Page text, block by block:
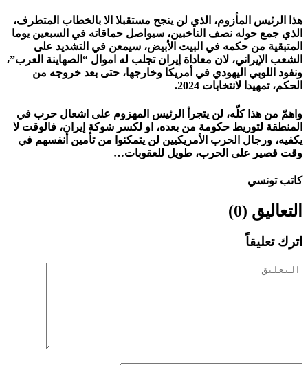
هذا الرئيس المأزوم، الذي لن ينجح مستقبلا الا بالخطاب المتطرف،
الذي جمع حوله نصف الناخبين، سيواصل حماقاته في السبعين يوما
المتبقية من حكمه في البيت الأبيض، سيمعن في التشديد على
الشعب الإيراني، لان معاداة إيران تجلب له اموال “الصهاينة العرب”،
ونفود اللوبي اليهودي في أمريكا وخارجها، حتى بعد خروجه من
الحكم، تمهيدا لانتخابات 2024.
واهمّ من هذا كلّه، لن يتجرأ الرئيس المهزوم على اشعال حرب في
المنطقة لتوريط حكومة من بعده، او لكسر شوكة إيران، فالوقت لا
يكفيه، ورجال الحرب الأمريكيين لن يتمكنوا من تأمين أنفسهم في
وقت قصير على الحرب، طويل للعقوبات…
كاتب تونسي
التعاليق (0)
اترك تعليقاً